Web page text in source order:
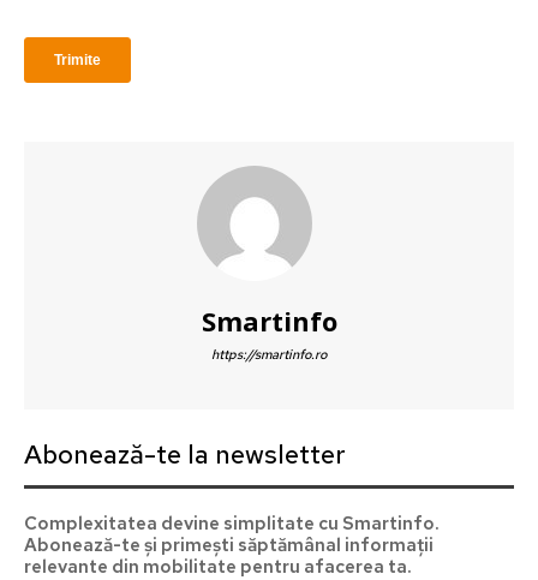
Smartinfo
https://smartinfo.ro
Abonează-te la newsletter
Complexitatea devine simplitate cu Smartinfo.
Abonează-te și primești săptămânal informații
relevante din mobilitate pentru afacerea ta.